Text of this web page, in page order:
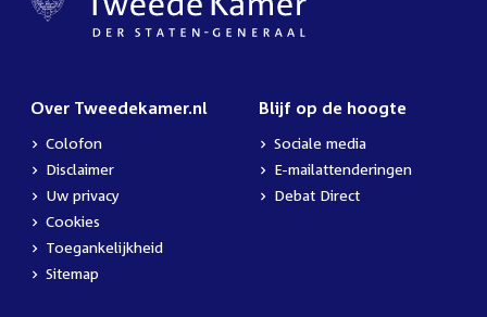
Over Tweedekamer.nl
Colofon
Disclaimer
Uw privacy
Cookies
Toegankelijkheid
Sitemap
Blijf op de hoogte
Sociale media
E-mailattenderingen
Debat Direct